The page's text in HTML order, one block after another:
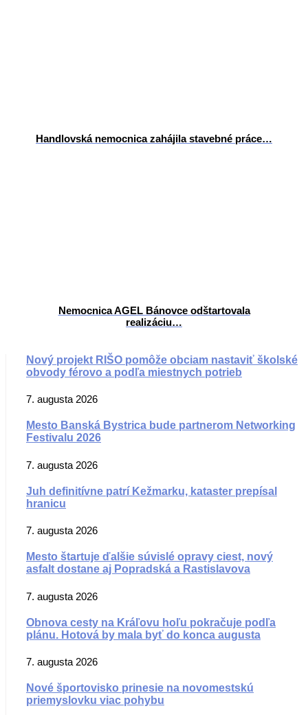
Handlovská nemocnica zahájila stavebné práce…
Nemocnica AGEL Bánovce odštartovala
realizáciu…
Nový projekt RIŠO pomôže obciam nastaviť školské
obvody férovo a podľa miestnych potrieb
7. augusta 2026
Mesto Banská Bystrica bude partnerom Networking
Festivalu 2026
7. augusta 2026
Juh definitívne patrí Kežmarku, kataster prepísal
hranicu
7. augusta 2026
Mesto štartuje ďalšie súvislé opravy ciest, nový
asfalt dostane aj Popradská a Rastislavova
7. augusta 2026
Obnova cesty na Kráľovu hoľu pokračuje podľa
plánu. Hotová by mala byť do konca augusta
7. augusta 2026
Nové športovisko prinesie na novomestskú
priemyslovku viac pohybu